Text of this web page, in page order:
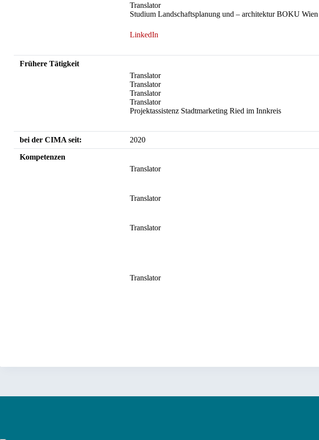
Translator
Studium Landschaftsplanung und – architektur BOKU Wien
LinkedIn
Frühere Tätigkeit
Translator
Translator
Translator
Translator
Projektassistenz Stadtmarketing Ried im Innkreis
bei der CIMA seit: 2020
Kompetenzen
Translator
Translator
Translator
Translator